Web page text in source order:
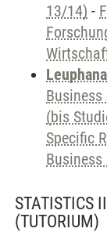
13/14) -
(bis
Specific
STATISTICS
(TUTORIUM)